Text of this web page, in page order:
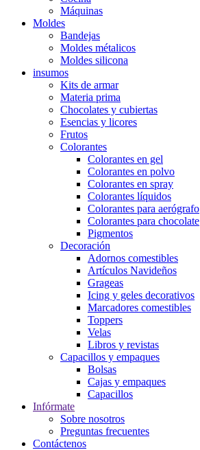
Máquinas
Moldes
Bandejas
Moldes métalicos
Moldes silicona
insumos
Kits de armar
Materia prima
Chocolates y cubiertas
Esencias y licores
Frutos
Colorantes
Colorantes en gel
Colorantes en polvo
Colorantes en spray
Colorantes líquidos
Colorantes para aerógrafo
Colorantes para chocolate
Pigmentos
Decoración
Adornos comestibles
Artículos Navideños
Grageas
Icing y geles decorativos
Marcadores comestibles
Toppers
Velas
Libros y revistas
Capacillos y empaques
Bolsas
Cajas y empaques
Capacillos
Infórmate
Sobre nosotros
Preguntas frecuentes
Contáctenos